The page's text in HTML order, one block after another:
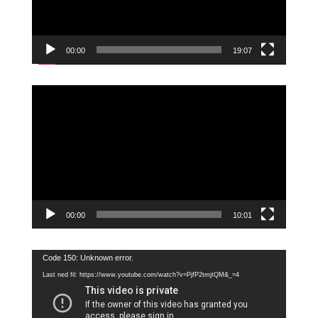
00:00 19:07
00:00 10:01
Videoavspiller
Code 150: Unknown error.
Last ned fil: https://www.youtube.com/watch?v=PjfP2tmjtQM&_=4